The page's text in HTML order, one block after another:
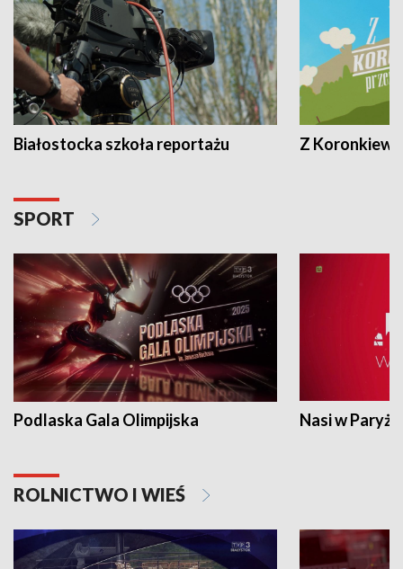
Białostocka szkoła reportażu Z
SPORT
Podlaska Gala Olimpijska Nasi w Paryżu
ROLNICTWO I WIEŚ